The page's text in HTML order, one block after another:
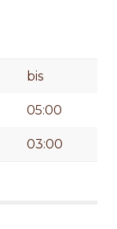
bis
05:00
03:00